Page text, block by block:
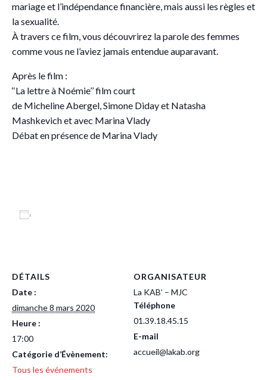
mariage et l’indépendance financière, mais aussi les règles et
la sexualité.
À travers ce film, vous découvrirez la parole des femmes
comme vous ne l’aviez jamais entendue auparavant.
Après le film :
‘‘La lettre à Noémie’’ film court
de Micheline Abergel, Simone Diday et Natasha
Mashkevich et avec Marina Vlady
Débat en présence de Marina Vlady
DÉTAILS
Date :
dimanche 8 mars 2020
Heure :
17:00
Catégorie d’Évènement:
Tous les événements
ORGANISATEUR
La KAB’ – MJC
Téléphone
01.39.18.45.15
E-mail
accueil@lakab.org